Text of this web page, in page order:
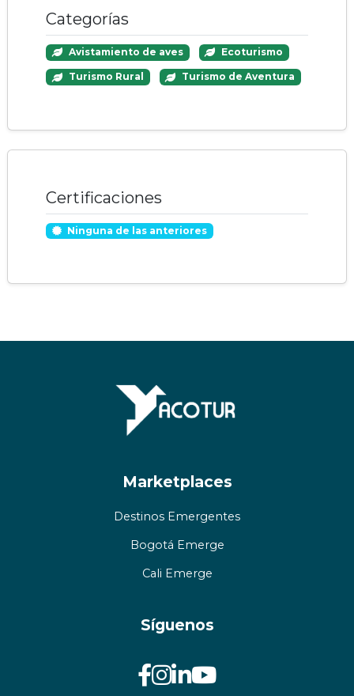
Categorías
Avistamiento de aves Ecoturismo
Turismo Rural Turismo de Aventura
Certificaciones
Ninguna de las anteriores
Marketplaces
Destinos Emergentes
Bogotá Emerge
Cali Emerge
Síguenos